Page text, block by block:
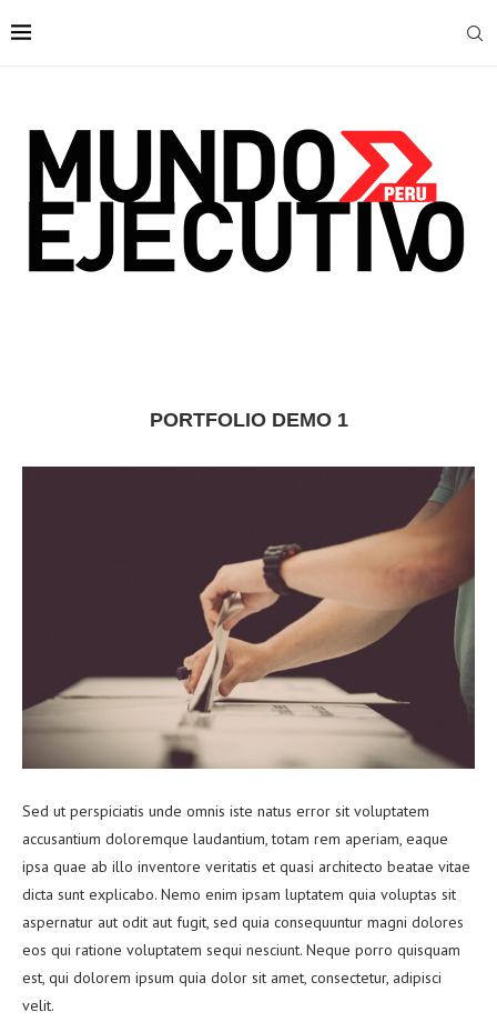
PORTFOLIO DEMO 1
Sed ut perspiciatis unde omnis iste natus error sit voluptatem
accusantium doloremque laudantium, totam rem aperiam, eaque
ipsa quae ab illo inventore veritatis et quasi architecto beatae vitae
dicta sunt explicabo. Nemo enim ipsam luptatem quia voluptas sit
aspernatur aut odit aut fugit, sed quia consequuntur magni dolores
eos qui ratione voluptatem sequi nesciunt. Neque porro quisquam
est, qui dolorem ipsum quia dolor sit amet, consectetur, adipisci
velit.